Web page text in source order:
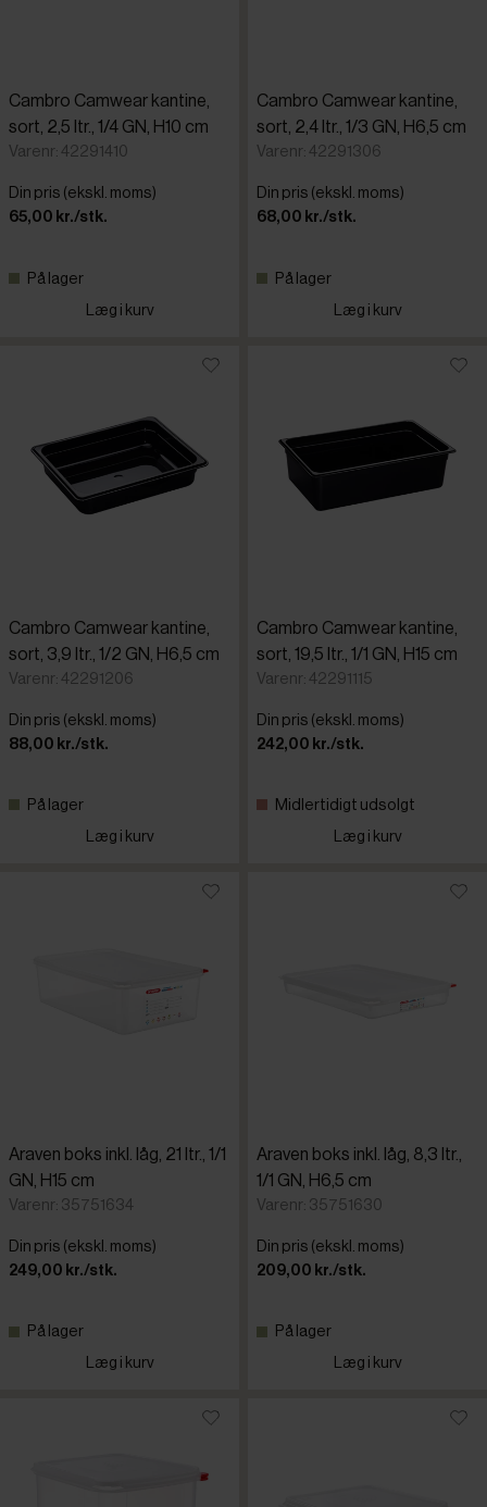
Cambro Camwear kantine,
sort, 2,5 ltr., 1/4 GN, H10 cm
Varenr: 42291410
Din pris (ekskl. moms)
65,00 kr./stk.
På lager
Læg i kurv
Cambro Camwear kantine,
sort, 2,4 ltr., 1/3 GN, H6,5 cm
Varenr: 42291306
Din pris (ekskl. moms)
68,00 kr./stk.
På lager
Læg i kurv
Cambro Camwear kantine,
sort, 3,9 ltr., 1/2 GN, H6,5 cm
Varenr: 42291206
Din pris (ekskl. moms)
88,00 kr./stk.
På lager
Læg i kurv
Cambro Camwear kantine,
sort, 19,5 ltr., 1/1 GN, H15 cm
Varenr: 42291115
Din pris (ekskl. moms)
242,00 kr./stk.
Midlertidigt udsolgt
Læg i kurv
Araven boks inkl. låg, 21 ltr., 1/1
GN, H15 cm
Varenr: 35751634
Din pris (ekskl. moms)
249,00 kr./stk.
På lager
Læg i kurv
Araven boks inkl. låg, 8,3 ltr.,
1/1 GN, H6,5 cm
Varenr: 35751630
Din pris (ekskl. moms)
209,00 kr./stk.
På lager
Læg i kurv